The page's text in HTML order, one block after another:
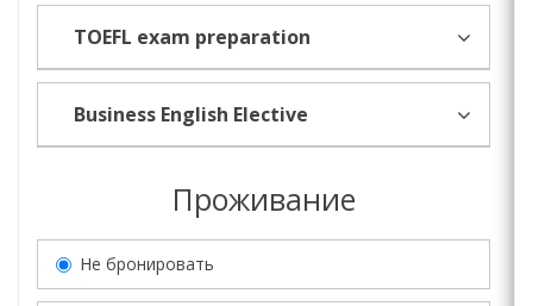
TOEFL exam preparation
Business English Elective
Проживание
Не бронировать